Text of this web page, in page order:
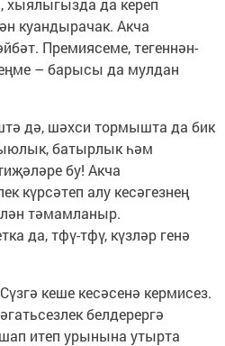
хыялыгызда да кереп
куандырачак. Акча
Премиясеме, тегеннән-
– барысы да мулдан
дә, шәхси тормышта да бик
батырлык һәм
бу! Акча
күрсәтеп алу кесәгезнең
тәмамланыр.
да, тфү-тфү, күзләр генә
Сүзгә кеше кесәсенә кермисез.
белдерергә
итеп урынына утырта